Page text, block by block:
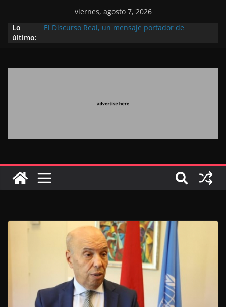
viernes, agosto 7, 2026
Lo
último:
El Discurso Real, un mensaje portador de
Extranjero: al servicio de los grandes proyectos de
Marruecos gracias a una visión estratégica
destinada a consolidar la posición de Marruecos
en una economía mundial competitiva (politólogo
marroquí-estadounidense)